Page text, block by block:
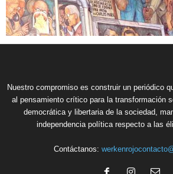
Nuestro compromiso es construir un periódico
al pensamiento crítico para la transformación
democrática y libertaria de la sociedad,
independencia política respecto a las
Contáctanos: